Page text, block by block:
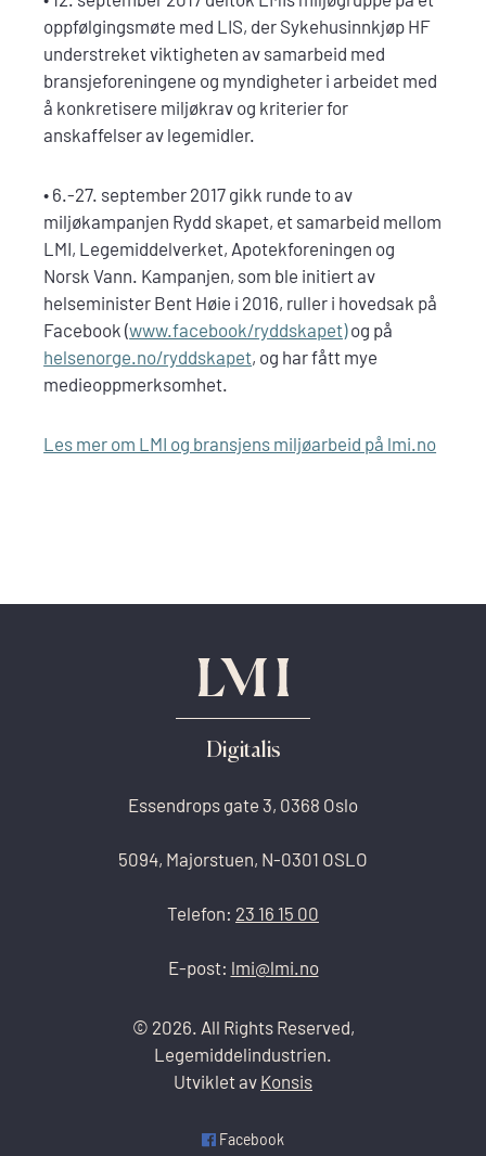
oppfølgingsmøte med LIS, der Sykehusinnkjøp HF
understreket viktigheten av samarbeid med
bransjeforeningene og myndigheter i arbeidet med
å konkretisere miljøkrav og kriterier for
anskaffelser av legemidler.
• 6.-27. september 2017 gikk runde to av
miljøkampanjen Rydd skapet, et samarbeid mellom
LMI, Legemiddelverket, Apotekforeningen og
Norsk Vann. Kampanjen, som ble initiert av
helseminister Bent Høie i 2016, ruller i hovedsak på
Facebook (www.facebook/ryddskapet)og på
helsenorge.no/ryddskapet, og har fått mye
medieoppmerksomhet.
Les mer om LMI og bransjens miljøarbeid på lmi.no
Digitalis
Essendrops gate 3, 0368 Oslo
5094, Majorstuen, N-0301 OSLO
Telefon: 23 16 15 00
E-post: lmi@lmi.no
© 2026. All Rights Reserved,
Legemiddelindustrien.
Utviklet av Konsis
Facebook